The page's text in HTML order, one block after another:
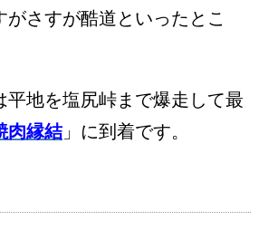
がさすが酷道といったとこ
平地を塩尻峠まで爆走して最
肉縁結 」に到着です。